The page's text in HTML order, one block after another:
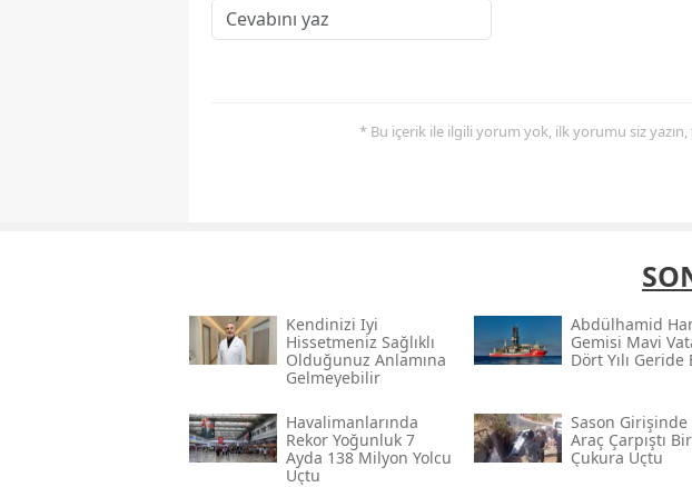
* Bu içerik ile ilgili yorum yok, ilk yorumu siz yazın,
Kendinizi Iyi
Hissetmeniz Sağlıklı
Olduğunuz Anlamına
Gelmeyebilir
Abdülhamid
Gemisi Mavi
Dört Yılı Geride
Havalimanlarında
Rekor Yoğunluk 7
Ayda 138 Milyon Yolcu
Uçtu
Sason Girişinde
Araç Çarpıştı
Çukura Uçtu